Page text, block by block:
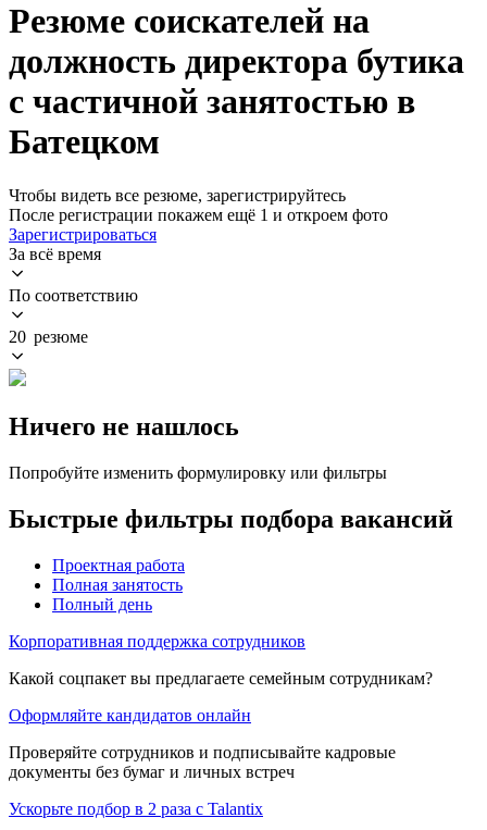
Резюме соискателей на
должность директора бутика
с частичной занятостью в
Батецком
Чтобы видеть все резюме, зарегистрируйтесь
После регистрации покажем ещё 1 и откроем фото
Зарегистрироваться
За всё время
По соответствию
20 резюме
Ничего не нашлось
Попробуйте изменить формулировку или фильтры
Быстрые фильтры подбора вакансий
Проектная работа
Полная занятость
Полный день
Корпоративная поддержка сотрудников
Какой соцпакет вы предлагаете семейным сотрудникам?
Оформляйте кандидатов онлайн
Проверяйте сотрудников и подписывайте кадровые
документы без бумаг и личных встреч
Ускорьте подбор в 2 раза с Talantix